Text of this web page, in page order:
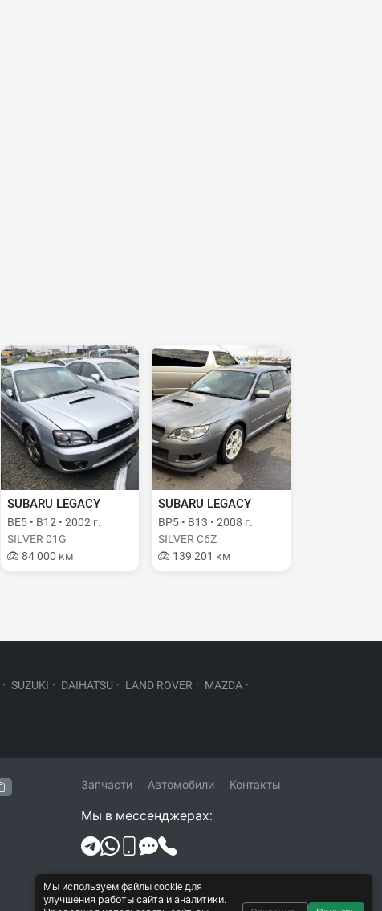
SUBARU LEGACY
BE5 • B12 • 2002 г.
SILVER 01G
84 000 км
SUBARU LEGACY
BP5 • B13 • 2008 г.
SILVER C6Z
139 201 км
· SUZUKI · DAIHATSU · LAND ROVER · MAZDA ·
Запчасти Автомобили Контакты
Мы в мессенджерах:
Политика конфиденциальности и
обработки персональных данных
Мы используем файлы cookie для
улучшения работы сайта и аналитики.